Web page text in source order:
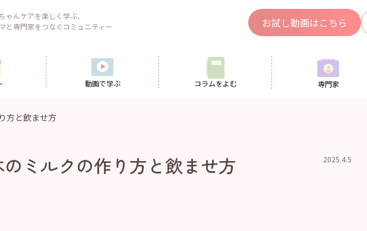
ゃんケアを楽しく学ぶ、
と専門家をつなぐコミュニティー
お試し動画はこちら
動画で学ぶ コラムをよむ 専門家
方と飲ませ方
ミルクの作り方と飲ませ方 2025.4.5